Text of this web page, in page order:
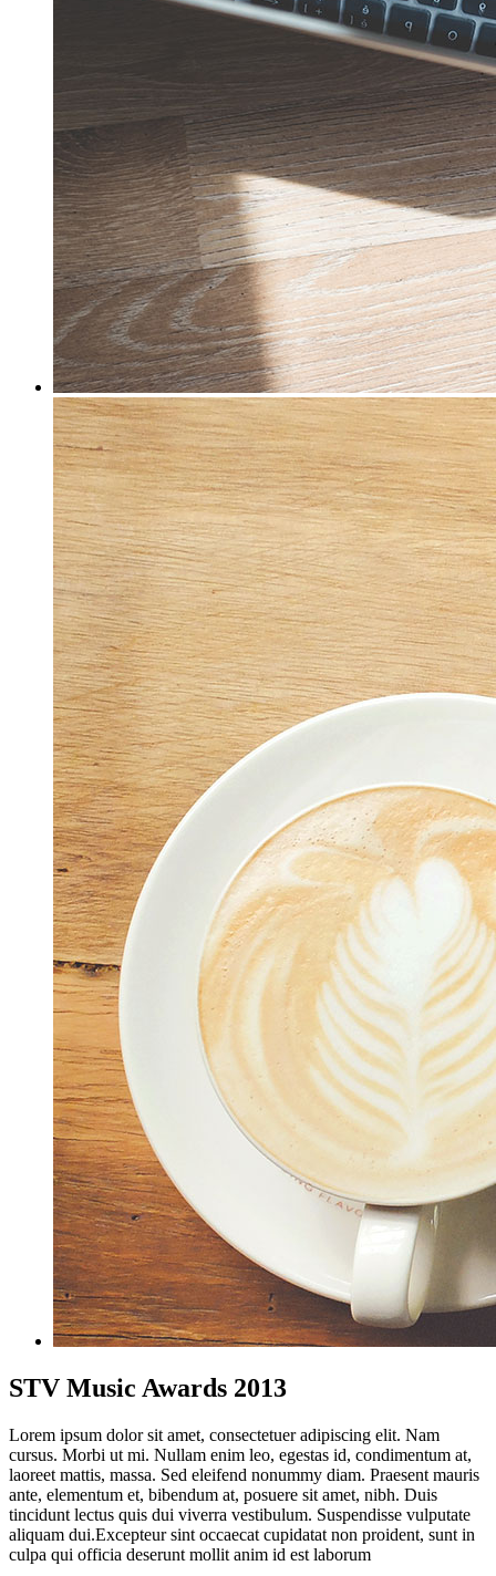
STV Music Awards 2013
Lorem ipsum dolor sit amet, consectetuer adipiscing elit. Nam
cursus. Morbi ut mi. Nullam enim leo, egestas id, condimentum at,
laoreet mattis, massa. Sed eleifend nonummy diam. Praesent mauris
ante, elementum et, bibendum at, posuere sit amet, nibh. Duis
tincidunt lectus quis dui viverra vestibulum. Suspendisse vulputate
aliquam dui.Excepteur sint occaecat cupidatat non proident, sunt in
culpa qui officia deserunt mollit anim id est laborum